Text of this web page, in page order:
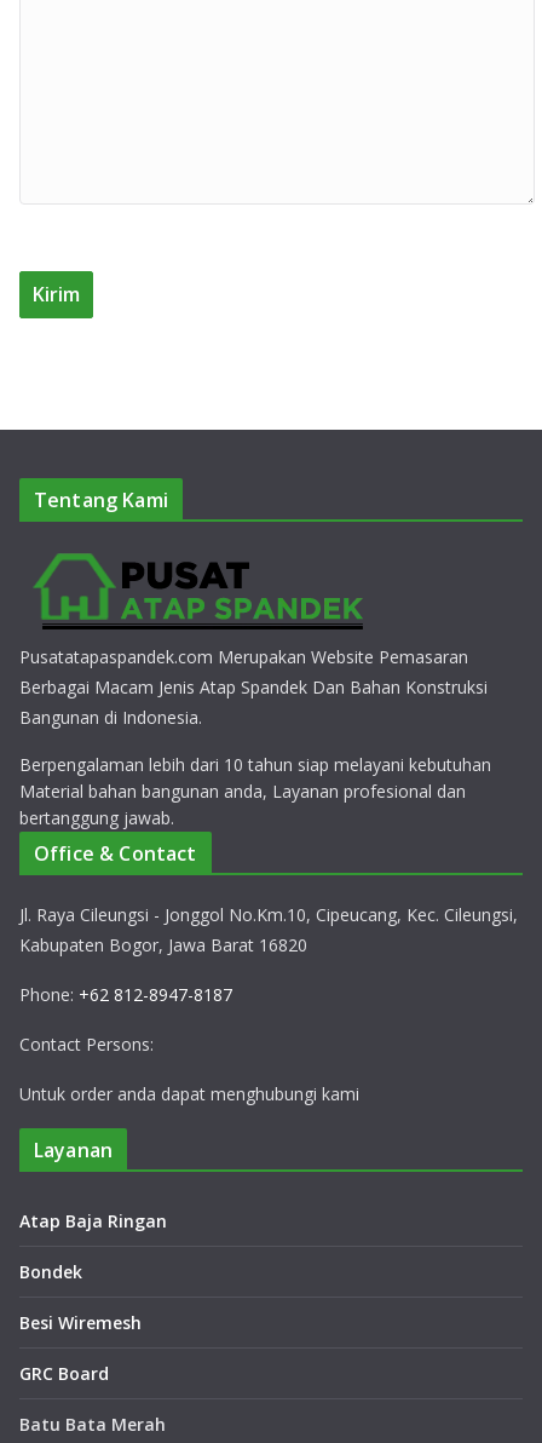
Tentang Kami
Pusatatapaspandek.com Merupakan Website Pemasaran
Berbagai Macam Jenis Atap Spandek Dan Bahan Konstruksi
Bangunan di Indonesia.
Berpengalaman lebih dari 10 tahun siap melayani kebutuhan
Material bahan bangunan anda, Layanan profesional dan
bertanggung jawab.
Office & Contact
Jl. Raya Cileungsi - Jonggol No.Km.10, Cipeucang, Kec. Cileungsi,
Kabupaten Bogor, Jawa Barat 16820
Phone: +62 812-8947-8187
Contact Persons:
Untuk order anda dapat menghubungi kami
Layanan
Atap Baja Ringan
Bondek
Besi Wiremesh
GRC Board
Batu Bata Merah